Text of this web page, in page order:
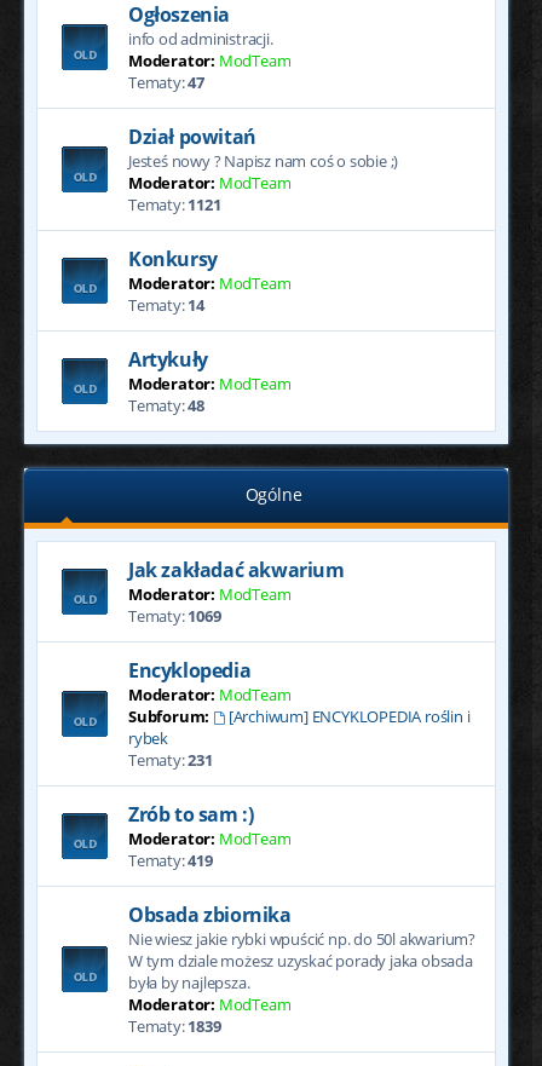
Ogłoszenia
info od administracji.
Moderator: ModTeam
Tematy:47
Dział powitań
Jesteś nowy ? Napisz nam coś o sobie ;)
Moderator: ModTeam
Tematy:1121
Konkursy
Moderator: ModTeam
Tematy:14
Artykuły
Moderator: ModTeam
Tematy:48
Ogólne
Jak zakładać akwarium
Moderator: ModTeam
Tematy:1069
Encyklopedia
Moderator: ModTeam
Subforum:
[Archiwum] ENCYKLOPEDIA roślin i
rybek
Tematy:231
Zrób to sam :)
Moderator: ModTeam
Tematy:419
Obsada zbiornika
Nie wiesz jakie rybki wpuścić np. do 50l akwarium?
W tym dziale możesz uzyskać porady jaka obsada
była by najlepsza.
Moderator: ModTeam
Tematy:1839